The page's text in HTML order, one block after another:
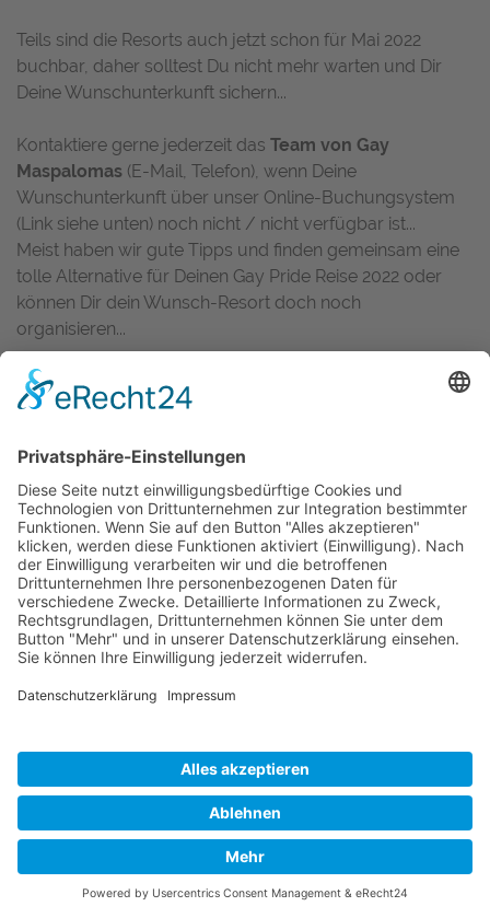
Teils sind die Resorts auch jetzt schon für Mai 2022
buchbar, daher solltest Du nicht mehr warten und Dir
Deine Wunschunterkunft sichern...
Kontaktiere gerne jederzeit das Team von Gay
Maspalomas (E-Mail, Telefon), wenn Deine
Wunschunterkunft über unser Online-Buchungsystem
(Link siehe unten) noch nicht / nicht verfügbar ist...
Meist haben wir gute Tipps und finden gemeinsam eine
tolle Alternative für Deinen Gay Pride Reise 2022 oder
können Dir dein Wunsch-Resort doch noch
organisieren...
Wir beraten Dich gerne,
unterstützen Dich jederzeit bei
Deiner Buchungund kümmern uns um Alles (rund um
perfekte Gay Pride auf Gran Canaria
Egal ob Pauschalreise, nur Hotel, Gay Resort oder
günstige Apartments - Für Empfehlungen und einen
schnellen und persönlichen Service wende Dich einfach
an das Team von Gay Maspalomas...
Natürlich ist auch eine online Buchung möglich:
Die Top-Gay-Resorts auf Gran Canaria